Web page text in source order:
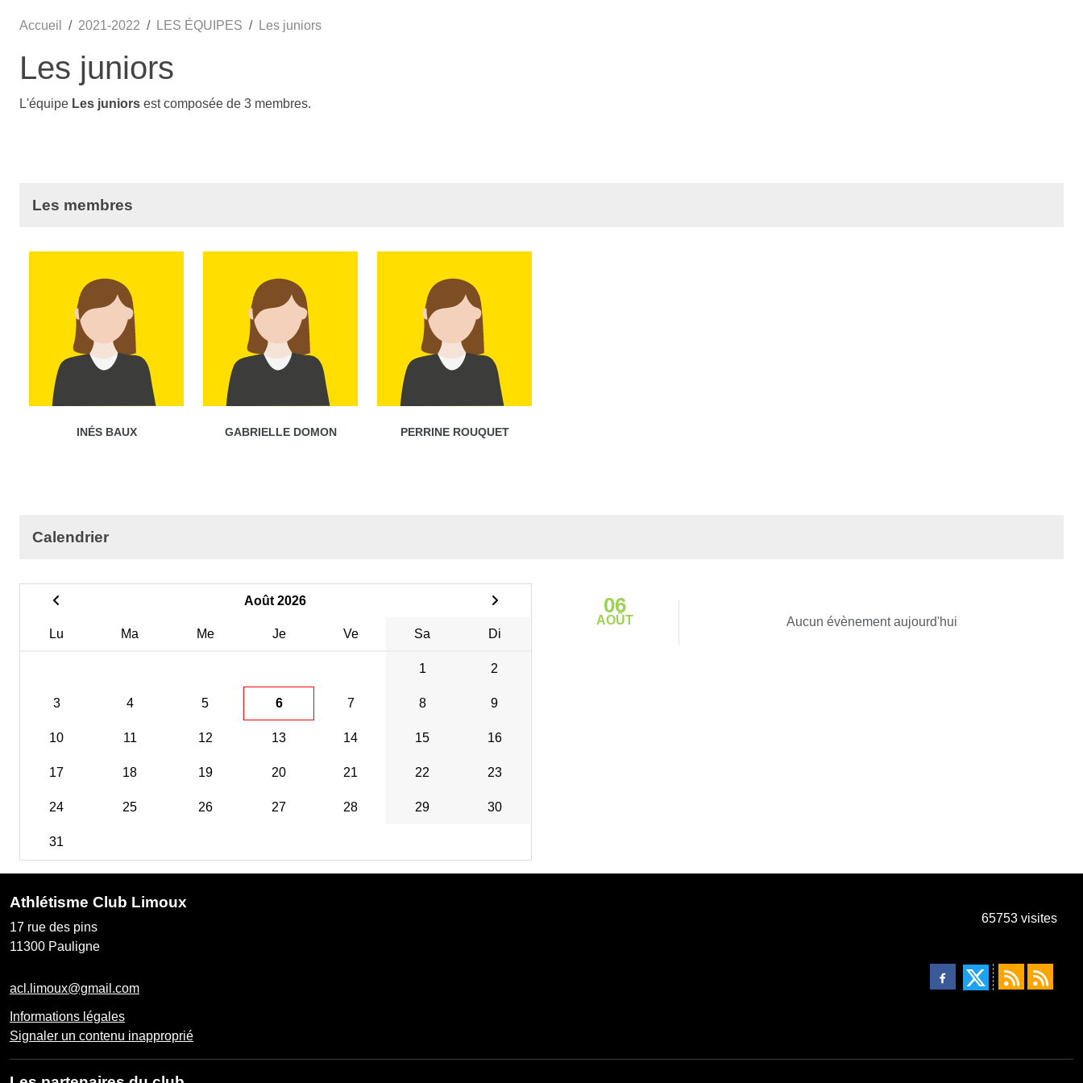
Accueil 2021-2022 LES ÉQUIPES Les juniors
Les juniors
L'équipe Les juniors est composée de 3 membres.
Les membres
INÉS BAUX GABRIELLE DOMON PERRINE ROUQUET
Calendrier
Août 2026
Lu Ma Me Je Ve Sa Di
1 2
3 4 5 6 7 8 9
10 11 12 13 14 15 16
17 18 19 20 21 22 23
24 25 26 27 28 29 30
31
06
AOÛT Aucun évènement aujourd'hui
Athlétisme Club Limoux
17 rue des pins
11300 Pauligne
acl.limoux@gmail.com
Informations légales
Signaler un contenu inapproprié
65753 visites